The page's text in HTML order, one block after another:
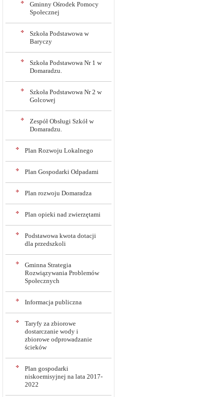
Gminny Ośrodek Pomocy
Społecznej
Szkoła Podstawowa w
Baryczy
Szkoła Podstawowa Nr 1 w
Domaradzu.
Szkoła Podstawowa Nr 2 w
Golcowej
Zespół Obsługi Szkół w
Domaradzu.
Plan Rozwoju Lokalnego
Plan Gospodarki Odpadami
Plan rozwoju Domaradza
Plan opieki nad zwierzętami
Podstawowa kwota dotacji
dla przedszkoli
Gminna Strategia
Rozwiązywania Problemów
Społecznych
Informacja publiczna
Taryfy za zbiorowe
dostarczanie wody i
zbiorowe odprowadzanie
ścieków
Plan gospodarki
niskoemisyjnej na lata 2017-
2022